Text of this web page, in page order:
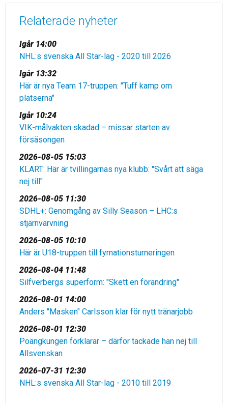
Relaterade nyheter
Igår 14:00
NHL:s svenska All Star-lag - 2020 till 2026
Igår 13:32
Här är nya Team 17-truppen: "Tuff kamp om
platserna"
Igår 10:24
VIK-målvakten skadad – missar starten av
försäsongen
2026-08-05 15:03
KLART: Här är tvillingarnas nya klubb: "Svårt att säga
nej till"
2026-08-05 11:30
SDHL+: Genomgång av Silly Season – LHC:s
stjärnvärvning
2026-08-05 10:10
Här är U18-truppen till fyrnationsturneringen
2026-08-04 11:48
Silfverbergs superform: "Skett en förändring"
2026-08-01 14:00
Anders "Masken" Carlsson klar för nytt tränarjobb
2026-08-01 12:30
Poängkungen förklarar – därför tackade han nej till
Allsvenskan
2026-07-31 12:30
NHL:s svenska All Star-lag - 2010 till 2019